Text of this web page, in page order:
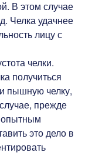
В этом случае
Челка удачнее
лицу с
челки.
получиться
пышную челку,
прежде
опытным
это дело в